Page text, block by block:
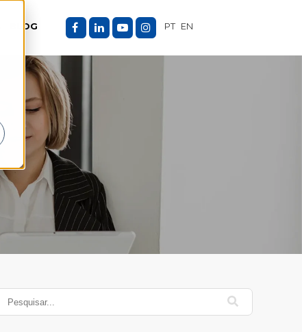
BLOG PT EN